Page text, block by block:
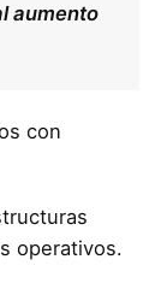
aumento
con
operativos.